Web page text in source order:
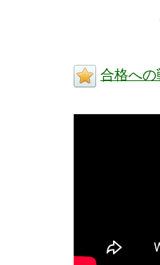
合格へ